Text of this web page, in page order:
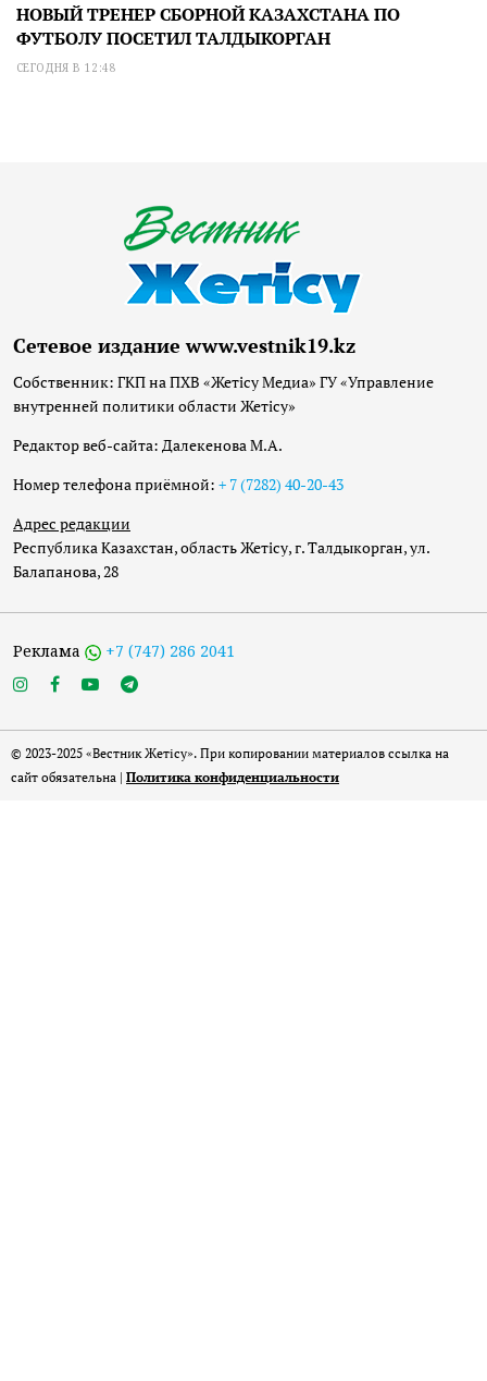
НОВЫЙ ТРЕНЕР СБОРНОЙ КАЗАХСТАНА ПО
ФУТБОЛУ ПОСЕТИЛ ТАЛДЫКОРГАН
СЕГОДНЯ В 12:48
Сетевое издание www.vestnik19.kz
Собственник: ГКП на ПХВ «Жетісу Медиа» ГУ «Управление
внутренней политики области Жетісу»
Редактор веб-сайта: Далекенова М.А.
Номер телефона приёмной: + 7 (7282) 40-20-43
Адрес редакции
Республика Казахстан, область Жетісу, г. Талдыкорган, ул.
Балапанова, 28
Реклама +7 (747) 286 2041
© 2023-2025 «Вестник Жетісу». При копировании материалов ссылка на
сайт обязательна | Политика конфиденциальности